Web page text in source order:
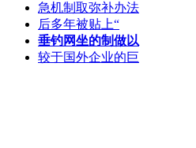
急机制取弥补办法
后多年被贴上“
垂钓网坐的制做以
较于国外企业的巨